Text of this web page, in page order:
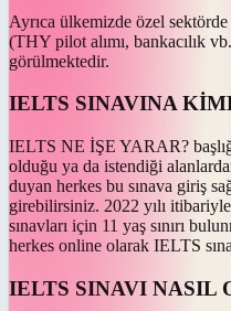
Ayrıca ülkemizde özel
(THY pilot alımı, bankacılık
görülmektedir.
IELTS SINAVINA
IELTS NE İŞE YARAR?
olduğu ya da istendiği
duyan herkes bu sınava giriş
girebilirsiniz. 2022 yılı
sınavları için 11 yaş sınırı
herkes online olarak IELTS
IELTS SINAVI NASIL